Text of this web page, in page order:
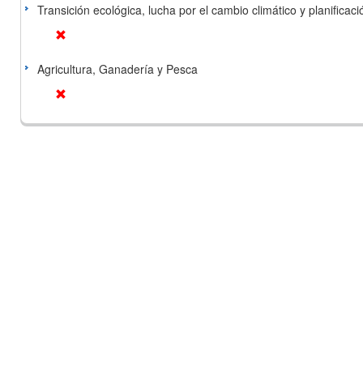
Transición ecológica, lucha por el cambio climático y
Agricultura, Ganadería y Pesca